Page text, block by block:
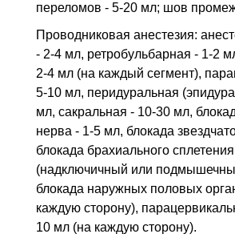
переломов - 5-20 мл; шов
Проводниковая анестезия:
- 2-4 мл, ретробульбарная - 1-2
2-4 мл (на каждый сегмент),
5-10 мл, перидуральная
мл, сакральная - 10-30 мл,
нерва - 1-5 мл, блокада
блокада брахиального
(надключичный или
блокада наружных половых
каждую сторону),
10 мл (на каждую сторону).